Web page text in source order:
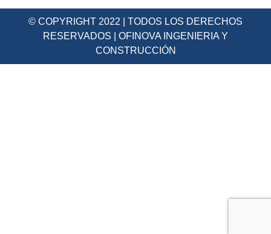
© COPYRIGHT 2022 | TODOS LOS DERECHOS
RESERVADOS | OFINOVA INGENIERIA Y
CONSTRUCCIÓN